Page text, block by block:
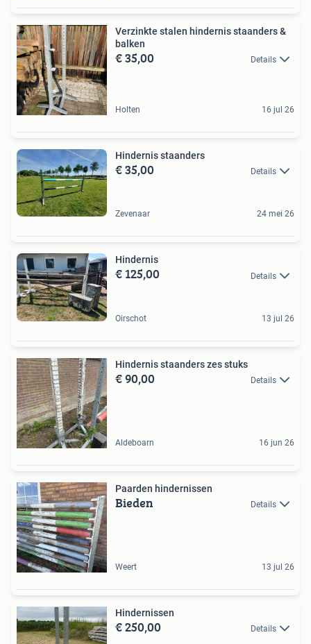
Verzinkte stalen hindernis staanders &
balken
€ 35,00 Details
Holten 16 jul 26
Hindernis staanders
€ 35,00 Details
Zevenaar 24 mei 26
Hindernis
€ 125,00 Details
Oirschot 13 jul 26
Hindernis staanders zes stuks
€ 90,00 Details
Aldeboarn 16 jun 26
Paarden hindernissen
Bieden Details
Weert 13 jul 26
Hindernissen
€ 250,00 Details